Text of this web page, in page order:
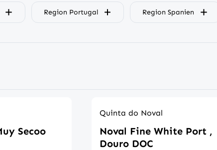
Region Portugal Region Spanien
Secoo
Quinta do Noval
Noval Fine White Port ,
Douro DOC